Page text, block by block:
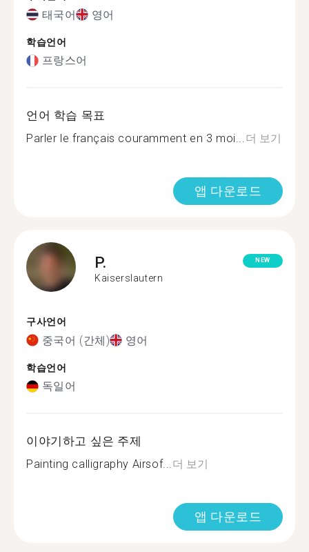
태국어 영어
학습언어
프랑스어
언어 학습 목표
Parler le français couramment en 3 moi...더 보기
앱 다운로드
P.
Kaiserslautern
NEW
구사언어
중국어 (간체) 영어
학습언어
독일어
이야기하고 싶은 주제
Painting calligraphy Airsof...더 보기
앱 다운로드